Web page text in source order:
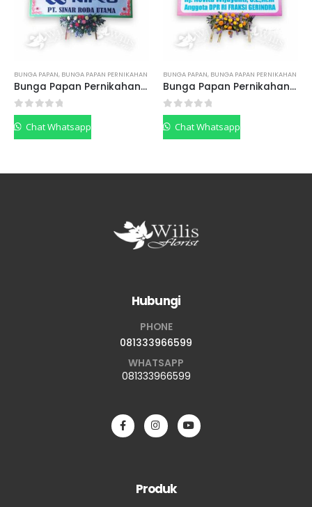
BUNGA PAPAN, BUNGA PAPAN PERNIKAHAN
Bunga Papan Pernikahan BPPP05
0out of 5
Chat Whatsapp
BUNGA PAPAN, BUNGA PAPAN PERNIKAHAN
Bunga Papan Pernikahan BPPP02
0out of 5
Chat Whatsapp
Hubungi
PHONE
081333966599
WHATSAPP
081333966599
Produk